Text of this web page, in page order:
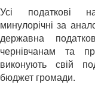
Усі податкові
минулорічні за
державна
чернівчанам та
виконують свій
бюджет громади.